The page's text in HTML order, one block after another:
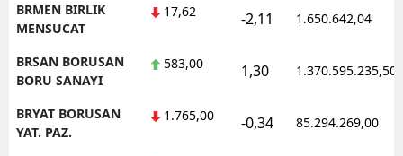
BRMEN BIRLIK
MENSUCAT
17,62 -2,11 1.650.642,04
BRSAN BORUSAN
BORU SANAYI
583,00 1,30 1.370.595.235,50
BRYAT BORUSAN
YAT. PAZ.
1.765,00 -0,34 85.294.269,00